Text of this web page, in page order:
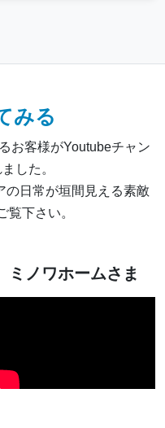
みる
お客様がYoutubeチャン
した。
の日常が垣間見える素敵
覧下さい。
ミノワホームさま